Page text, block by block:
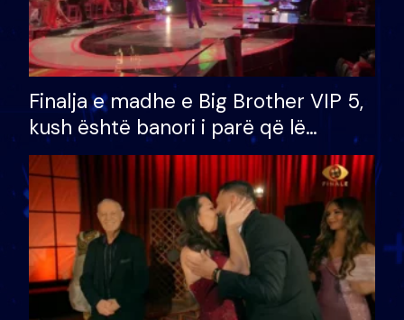
Finalja e madhe e Big Brother VIP 5,
kush është banori i parë që lë
shtëpinë dhe humb mundësinë për
të fituar çmimin e madh